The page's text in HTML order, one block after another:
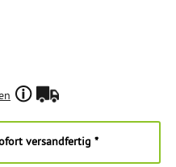
versandfertig *